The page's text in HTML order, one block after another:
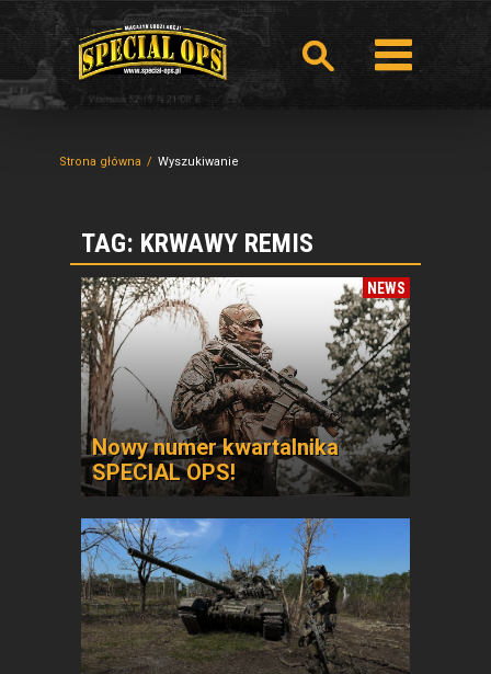
Strona główna Wyszukiwanie
TAG: KRWAWY REMIS
NEWS
Nowy numer kwartalnika
SPECIAL OPS!